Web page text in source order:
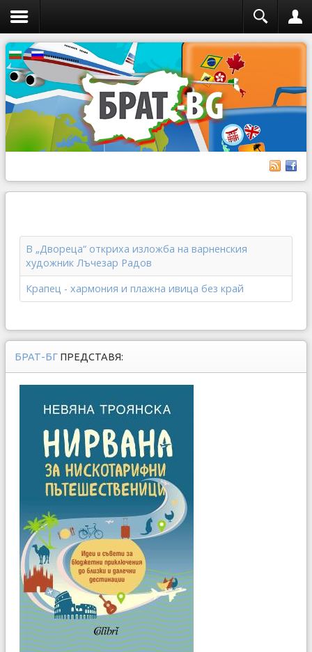
В „Двореца“ откриха изложба на варненския
художник Лъчезар Радов
Крапец - хармония и плажна ивица без край
БРАТ-БГ ПРЕДСТАВЯ: